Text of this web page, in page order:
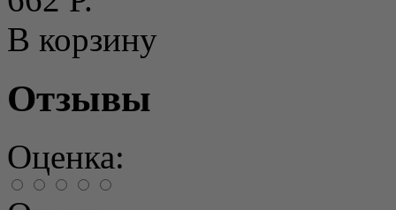
В корзину
Отзывы
Оценка: